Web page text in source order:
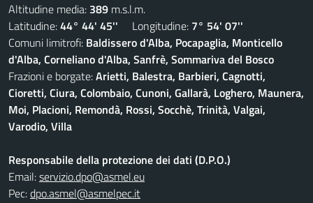
Altitudine media: 389 m.s.l.m.
Latitudine:44° 44' 45'' Longitudine: 7° 54' 07''
Comuni limitrofi: Baldissero d'Alba, Pocapaglia, Monticello
d'Alba, Corneliano d'Alba, Sanfrè, Sommariva del Bosco
Frazioni e borgate:Arietti, Balestra, Barbieri, Cagnotti,
Cioretti, Ciura, Colombaio, Cunoni, Gallarà, Loghero, Maunera,
Moi, Placioni, Remondà, Rossi, Socchè, Trinità, Valgai,
Varodio, Villa
Responsabile della protezione dei dati (D.P.O.)
Email:servizio.dpo@asmel.eu
Pec:dpo.asmel@asmelpec.it